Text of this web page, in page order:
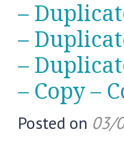
–
–
–
– Copy –
Posted on 03/